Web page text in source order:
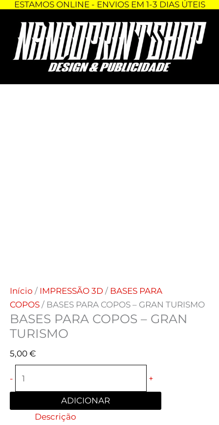
Skip
content
ESTAMOS ONLINE - ENVIOS EM 1-3 DIAS ÚTEIS
Início / IMPRESSÃO 3D / BASES PARA
COPOS / BASES PARA COPOS – GRAN TURISMO
BASES PARA COPOS – GRAN
TURISMO
5,00 €
-
Quantidade
de
BASES
PARA
COPOS
+
ADICIONAR
Descrição